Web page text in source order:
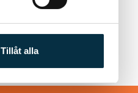
Tillåt alla